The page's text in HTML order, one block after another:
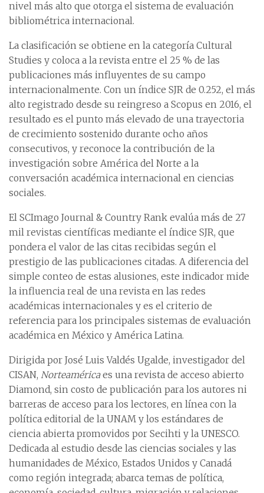
nivel más alto que otorga el sistema de evaluación
bibliométrica internacional.
La clasificación se obtiene en la categoría Cultural
Studies y coloca a la revista entre el 25 % de las
publicaciones más influyentes de su campo
internacionalmente. Con un índice SJR de 0.252, el más
alto registrado desde su reingreso a Scopus en 2016, el
resultado es el punto más elevado de una trayectoria
de crecimiento sostenido durante ocho años
consecutivos, y reconoce la contribución de la
investigación sobre América del Norte a la
conversación académica internacional en ciencias
sociales.
El SCImago Journal & Country Rank evalúa más de 27
mil revistas científicas mediante el índice SJR, que
pondera el valor de las citas recibidas según el
prestigio de las publicaciones citadas. A diferencia del
simple conteo de estas alusiones, este indicador mide
la influencia real de una revista en las redes
académicas internacionales y es el criterio de
referencia para los principales sistemas de evaluación
académica en México y América Latina.
Dirigida por José Luis Valdés Ugalde, investigador del
CISAN, Norteaméricaes una revista de acceso abierto
Diamond, sin costo de publicación para los autores ni
barreras de acceso para los lectores, en línea con la
política editorial de la UNAM y los estándares de
ciencia abierta promovidos por Secihti y la UNESCO.
Dedicada al estudio desde las ciencias sociales y las
humanidades de México, Estados Unidos y Canadá
como región integrada; abarca temas de política,